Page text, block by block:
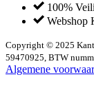
100%
Webshop
Copyright © 2025
59470925, BTW
Algemene